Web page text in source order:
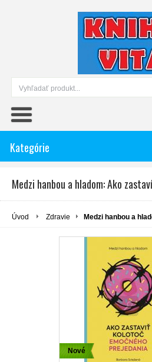
Kategórie
Medzi hanbou a hladom: Ako
Úvod Zdravie Medzi hanbou a
Nové